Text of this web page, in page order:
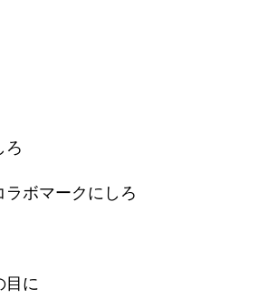
ろ
ラボマークにしろ
目に